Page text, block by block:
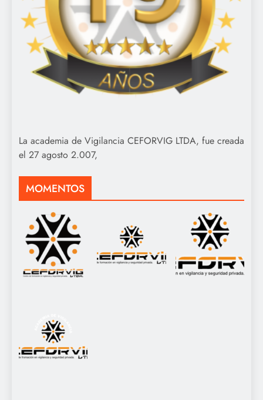
La academia de Vigilancia CEFORVIG LTDA, fue creada
el 27 agosto 2.007,
MOMENTOS